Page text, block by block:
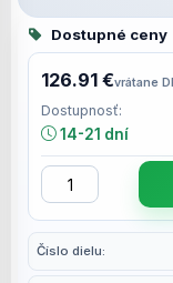
Číslo dielu:
Dostupné ceny
126.91 €vrátane
Dostupnosť:
14-21 dní